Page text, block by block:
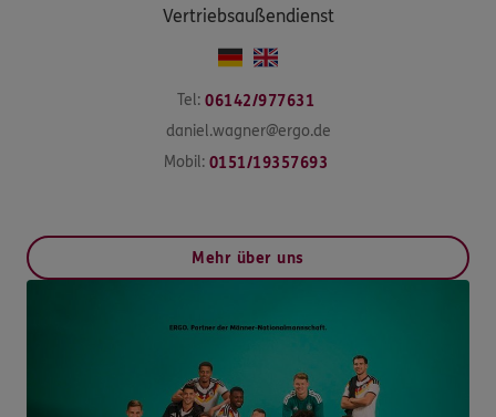
Vertriebsaußendienst
Tel: 06142/977631
daniel.wagner@ergo.de
Mobil: 0151/19357693
Mehr über uns